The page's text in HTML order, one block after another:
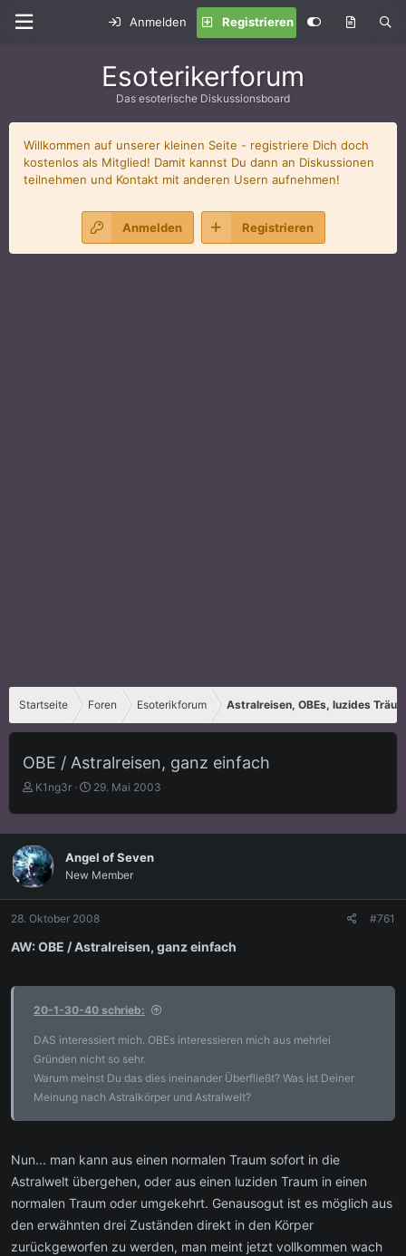
Anmelden Registrieren
Esoterikerforum
Das esoterische Diskussionsboard
Willkommen auf unserer kleinen Seite - registriere Dich doch
kostenlos als Mitglied! Damit kannst Du dann an Diskussionen
teilnehmen und Kontakt mit anderen Usern aufnehmen!
Anmelden Registrieren
Startseite Foren Esoterikforum Astralreisen, OBEs, luzides
OBE / Astralreisen, ganz einfach
E
s
t
e
l
l
e
r
K1ng3r
E
s
t
e
l
t
a
29. Mai 2003
Angel of Seven
New Member
28. Oktober 2008 #761
AW: OBE / Astralreisen, ganz einfach
20-1-30-40 schrieb:
DAS interessiert mich. OBEs interessieren mich aus mehrlei
Gründen nicht so sehr.
Warum meinst Du das dies ineinander Überfließt? Was ist Deiner
Meinung nach Astralkörper und Astralwelt?
Nun... man kann aus einen normalen Traum sofort in die
Astralwelt übergehen, oder aus einen luziden Traum in einen
normalen Traum oder umgekehrt. Genausogut ist es möglich aus
den erwähnten drei Zuständen direkt in den Körper
zurückgeworfen zu werden, man meint jetzt vollkommen wach